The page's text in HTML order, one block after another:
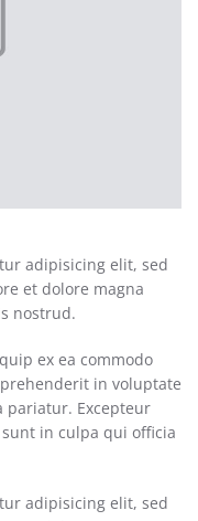
adipisicing elit, sed
et dolore magna
nostrud.
ex ea commodo
in voluptate
pariatur. Excepteur
in culpa qui officia
adipisicing elit, sed